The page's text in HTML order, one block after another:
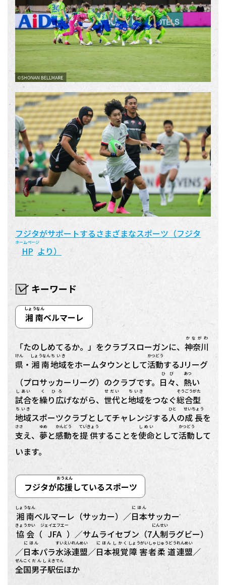
フジタがサポートするさまざまなスポーツ（フジタ
HP
ホームページ
より）
キーワード
湘南
しょうなん
ベルマーレ
「たのしめてるか。」をクラブスローガンに、 神奈川
かながわ
県
けん
・ 湘南
しょうなん
地域
ちいき
をホームタウンとして活動
かつどう
するJリーグ
（プロサッカーリーグ）のクラブです。 日々
ひび
、 熱
あつ
い
試合
しあい
を繰り広
く ひろ
げながら、 世代
せだい
と地域
ちいき
をつなぐ総合
そうごう
型
がた
地域
ちいき
スポーツクラブとしてチャレンジする人
ひと
の成長
せいちょう
を
支
ささ
え、 夢
ゆめ
と感動
かんどう
を提供
ていきょう
することを使命
しめい
として活動
かつどう
して
います。
フジタが応援
おうえん
しているスポーツ
湘南
しょうなん
ベルマーレ（サッカー）／日本
にほん
サッカー
協会
きょうかい
（ JFA
ジェイエフエー
）／サムライセブン（7人
にん
制
せい
ラグビー）
／日本
にほん
パラ水泳
すいえい
連盟
れんめい
／日本
にほん
視覚
しかく
障害
しょうがい
者
しゃ
柔道
じゅうどう
連盟
れんめい
／
全国
ぜんこく
男子
だんし
駅伝
えきでん
ほか